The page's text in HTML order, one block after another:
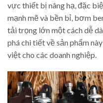
vực thiết bị nâng hạ, đặc
mạnh mẽ và bền bỉ, bơm
tải trọng lớn một cách dễ
phá chi tiết về sản phẩm
việt cho các doanh nghiệp.